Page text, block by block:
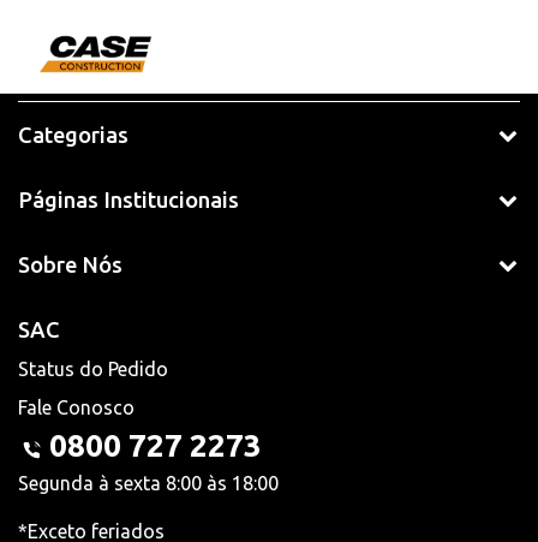
Categorias
Páginas Institucionais
Sobre Nós
SAC
Status do Pedido
Fale Conosco
0800 727 2273
Segunda à sexta 8:00 às 18:00
*Exceto feriados